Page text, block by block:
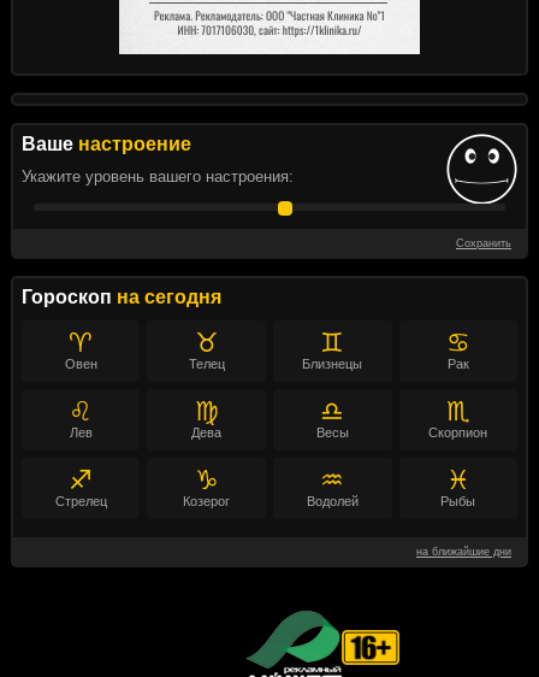
Ваше настроение
Укажите уровень вашего настроения:
Сохранить
Гороскоп на сегодня
♈
Овен
♉
Телец
♊
Близнецы
♋
Рак
♌
Лев
♍
Дева
♎
Весы
♏
Скорпион
♐
Стрелец
♑
Козерог
♒
Водолей
♓
Рыбы
на ближайшие дни